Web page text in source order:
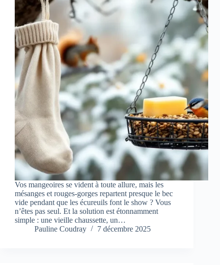
Vos mangeoires se vident à toute allure, mais les
mésanges et rouges-gorges repartent presque le bec
vide pendant que les écureuils font le show ? Vous
n’êtes pas seul. Et la solution est étonnamment
simple : une vieille chaussette, un…
Pauline Coudray
7 décembre 2025